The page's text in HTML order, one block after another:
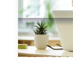
coûtde